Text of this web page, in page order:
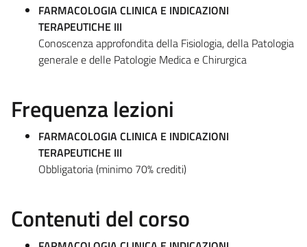
FARMACOLOGIA CLINICA E INDICAZIONI
TERAPEUTICHE III
Conoscenza approfondita della Fisiologia, della Patologia
generale e delle Patologie Medica e Chirurgica
Frequenza lezioni
FARMACOLOGIA CLINICA E INDICAZIONI
TERAPEUTICHE III
Obbligatoria (minimo 70% crediti)
Contenuti del corso